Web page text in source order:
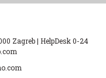
Zagreb| HelpDesk 0-24